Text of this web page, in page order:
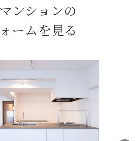
ンションの
ームを見る